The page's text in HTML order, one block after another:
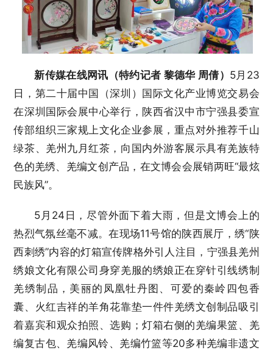
新传媒在线网讯（特约记者 黎德华 周倩） 5月23
日，第二十届中国（深圳）国际文化产业博览交易会
在深圳国际会展中心举行，陕西省汉中市宁强县委宣
传部组织三家规上文化企业参展，重点对外推荐千山
绿茶、羌州九月红茶，向国内外游客展示具有羌族特
色的羌绣、羌编文创产品，在文博会会展销两旺“最炫
民族风”。
5月24日，尽管外面下着大雨，但是文博会上的
热烈气氛丝毫不减。在现场11号馆的陕西展厅，绣“陕
西刺绣”内容的灯箱宣传牌格外引人注目，宁强县羌州
绣娘文化有限公司身穿羌服的绣娘正在穿针引线绣制
羌绣制品，美丽的凤凰牡丹图、可爱的秦岭四包香
囊、火红吉祥的羊角花靠垫一件件羌绣文创制品吸引
着嘉宾和观众拍照、选购；灯箱右侧的羌编果篮、羌
编复古包、羌编风铃、羌编竹篮等20多种羌编非遗文